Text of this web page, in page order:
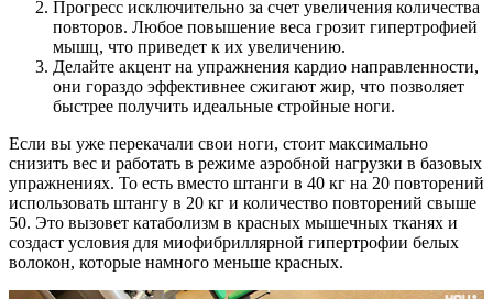
Прогресс исключительно за счет увеличения количества
повторов. Любое повышение веса грозит гипертрофией
мышц, что приведет к их увеличению.
Делайте акцент на упражнения кардио направленности,
они гораздо эффективнее сжигают жир, что позволяет
быстрее получить идеальные стройные ноги.
Если вы уже перекачали свои ноги, стоит максимально
снизить вес и работать в режиме аэробной нагрузки в базовых
упражнениях. То есть вместо штанги в 40 кг на 20 повторений
использовать штангу в 20 кг и количество повторений свыше
50. Это вызовет катаболизм в красных мышечных тканях и
создаст условия для миофибриллярной гипертрофии белых
волокон, которые намного меньше красных.